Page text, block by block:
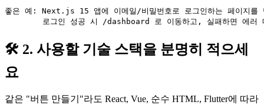
좋은 예: Next.js 15 앱에 이메일/비밀번호로 로그인하는 페이지를
🛠️ 2. 사용할 기술 스택을 분명히 적으세
요
같은 "버튼 만들기"라도 React, Vue, 순수 HTML, Flutter에 따라